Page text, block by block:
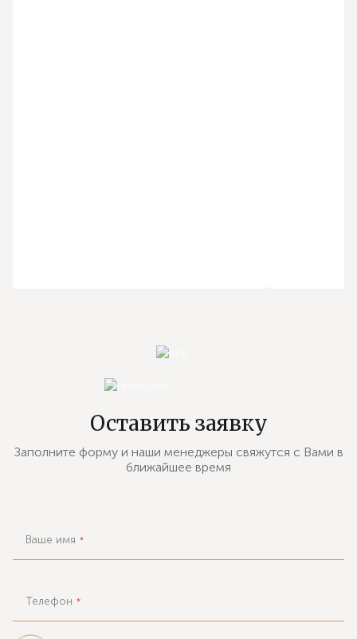
Оставить заявку
Заполните форму и наши менеджеры свяжутся с Вами в
ближайшее время
Ваше имя *
Телефон *